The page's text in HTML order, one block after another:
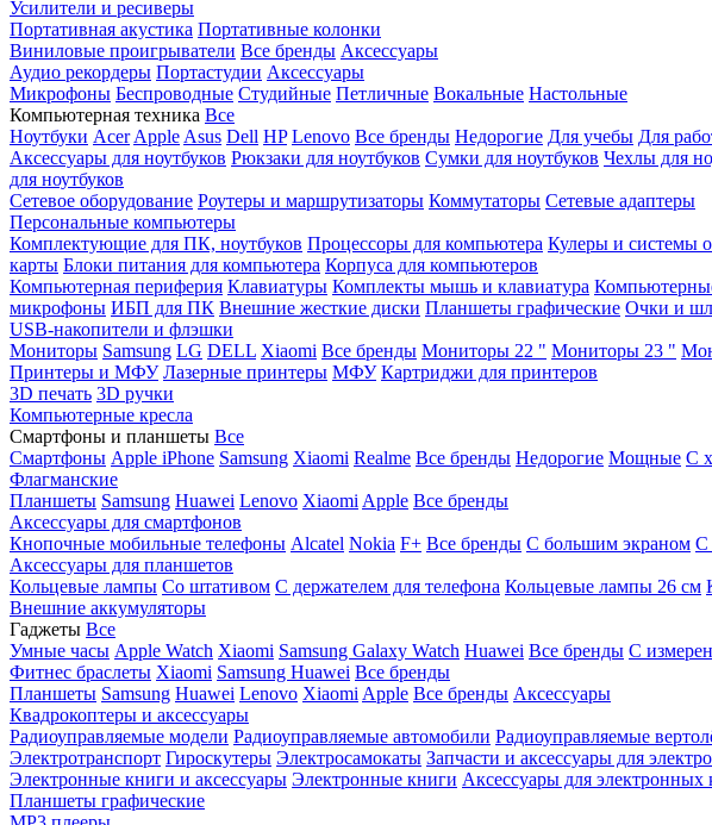
Усилители и ресиверы
Портативная акустика Портативные колонки
Виниловые проигрыватели Все бренды Аксессуары
Аудио рекордеры Портастудии Аксессуары
Микрофоны Беспроводные Студийные Петличные Вокальные Настольные
Компьютерная техника Все
Ноутбуки Acer Apple Asus Dell HP Lenovo Все бренды Недорогие Для учебы Для
Аксессуары для ноутбуков Рюкзаки для ноутбуков Сумки для ноутбуков Чехлы для
для ноутбуков
Сетевое оборудование Роутеры и маршрутизаторы Коммутаторы Сетевые адаптеры
Персональные компьютеры
Комплектующие для ПК, ноутбуков Процессоры для компьютера Кулеры и системы
карты Блоки питания для компьютера Корпуса для компьютеров
Компьютерная периферия Клавиатуры Комплекты мышь и клавиатура
микрофоны ИБП для ПК Внешние жесткие диски Планшеты графические Очки и
USB-накопители и флэшки
Мониторы Samsung LG DELL Xiaomi Все бренды Мониторы 22 " Мониторы 23 "
Принтеры и МФУ Лазерные принтеры МФУ Картриджи для принтеров
3D печать 3D ручки
Компьютерные кресла
Смартфоны и планшеты Все
Смартфоны Apple iPhone Samsung Xiaomi Realme Все бренды Недорогие Мощные С
Флагманские
Планшеты Samsung Huawei Lenovo Xiaomi Apple Все бренды
Аксессуары для смартфонов
Кнопочные мобильные телефоны Alcatel Nokia F+ Все бренды С большим экраном С
Аксессуары для планшетов
Кольцевые лампы Со штативом C держателем для телефона Кольцевые лампы 26 см
Внешние аккумуляторы
Гаджеты Все
Умные часы Apple Watch Xiaomi Samsung Galaxy Watch Huawei Все бренды C
Фитнес браслеты Xiaomi Samsung Huawei Все бренды
Планшеты Samsung Huawei Lenovo Xiaomi Apple Все бренды Аксессуары
Квадрокоптеры и аксессуары
Радиоуправляемые модели Радиоуправляемые автомобили Радиоуправляемые
Электротранспорт Гироскутеры Электросамокаты Запчасти и аксессуары для
Электронные книги и аксессуары Электронные книги Аксессуары для электронных
Планшеты графические